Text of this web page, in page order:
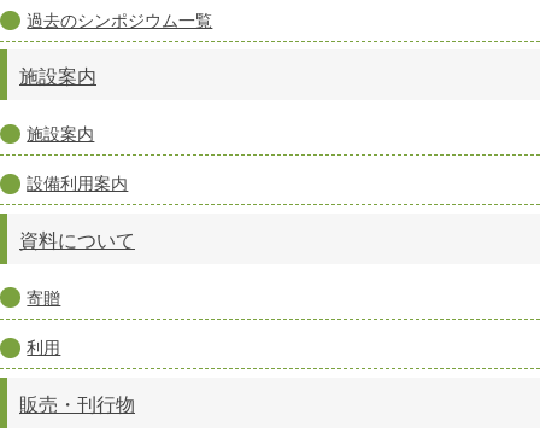
過去のシンポジウム一覧
施設案内
施設案内
設備利用案内
資料について
寄贈
利用
販売・刊行物